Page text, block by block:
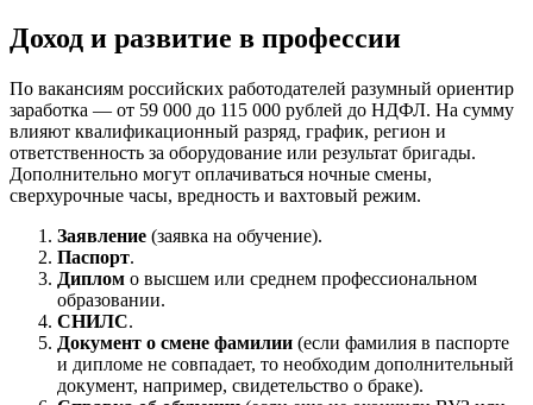
Доход и развитие в профессии
По вакансиям российских работодателей разумный ориентир
заработка — от 59 000 до 115 000 рублей до НДФЛ. На сумму
влияют квалификационный разряд, график, регион и
ответственность за оборудование или результат бригады.
Дополнительно могут оплачиваться ночные смены,
сверхурочные часы, вредность и вахтовый режим.
Заявление (заявка на обучение).
Паспорт.
Диплом о высшем или среднем профессиональном
образовании.
СНИЛС.
Документ о смене фамилии (если фамилия в паспорте
и дипломе не совпадает, то необходим дополнительный
документ, например, свидетельство о браке).